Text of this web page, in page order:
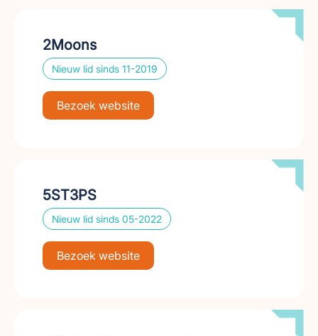
2Moons
Nieuw lid sinds 11-2019
Bezoek website
5ST3PS
Nieuw lid sinds 05-2022
Bezoek website